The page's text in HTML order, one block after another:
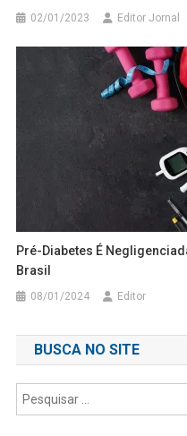
02/01/2023 Editor Jornal
Pré-Diabetes É
Brasil
08/01/2024 Editor
BUSCA NO SITE